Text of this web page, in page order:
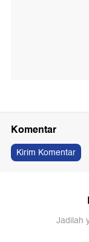
Komentar
Kirim Komentar
Jadilah